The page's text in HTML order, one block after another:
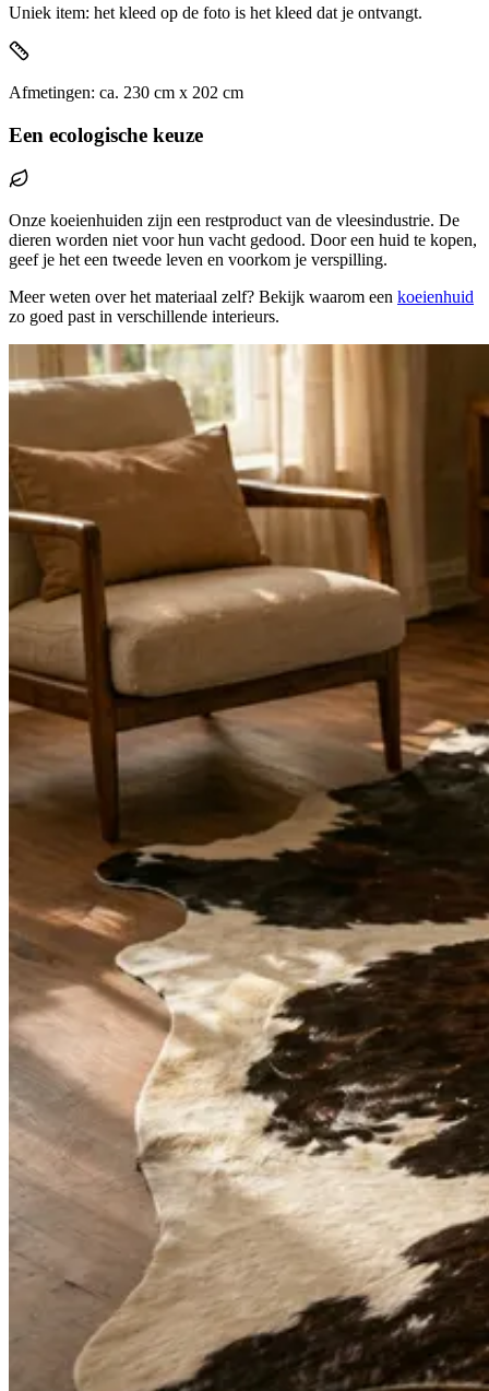
Uniek item: het kleed op de foto is het kleed dat je ontvangt.
Afmetingen: ca. 230 cm x 202 cm
Een ecologische keuze
Onze koeienhuiden zijn een restproduct van de vleesindustrie. De
dieren worden niet voor hun vacht gedood. Door een huid te kopen,
geef je het een tweede leven en voorkom je verspilling.
Meer weten over het materiaal zelf? Bekijk waarom een koeienhuid
zo goed past in verschillende interieurs.